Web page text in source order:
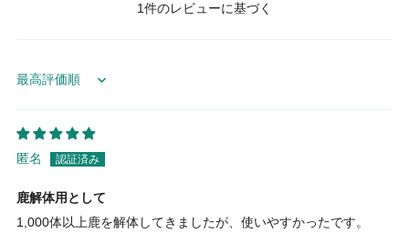
1件のレビューに基づく
Sort by
匿名
鹿解体用として
1,000体以上鹿を解体してきましたが、使いやすかったです。